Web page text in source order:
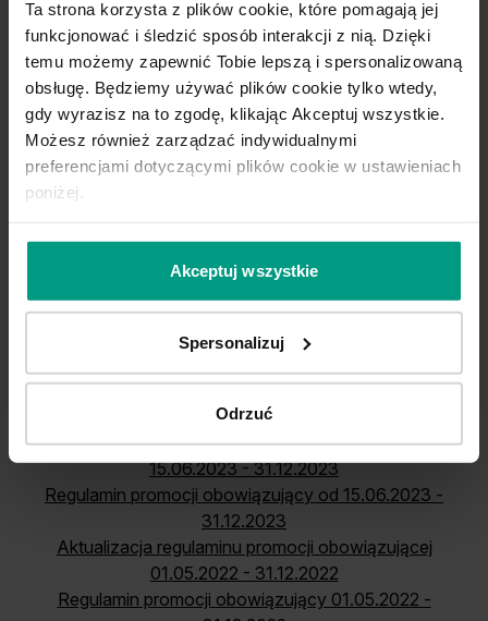
Ta strona korzysta z plików cookie, które pomagają jej
funkcjonować i śledzić sposób interakcji z nią. Dzięki
temu możemy zapewnić Tobie lepszą i spersonalizowaną
obsługę. Będziemy używać plików cookie tylko wtedy,
gdy wyrazisz na to zgodę, klikając Akceptuj wszystkie.
Możesz również zarządzać indywidualnymi
preferencjami dotyczącymi plików cookie w ustawieniach
poniżej.
Akceptuj wszystkie
Spersonalizuj
Odrzuć
tel.+48 585 858 056
lub napisz do nas
Regulamin promocji obowiązujący od 01.01.2025
Regulamin promocji obowiązujący od 01.01.2024
Aktualizacja regulaminu promocji obowiązującej
15.06.2023 - 31.12.2023
Regulamin promocji obowiązujący od 15.06.2023 -
31.12.2023
Aktualizacja regulaminu promocji obowiązującej
01.05.2022 - 31.12.2022
Regulamin promocji obowiązujący 01.05.2022 -